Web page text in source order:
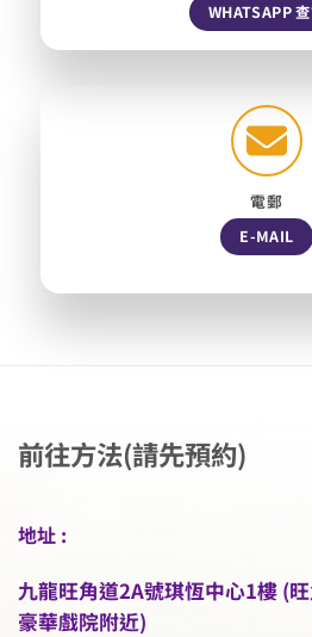
WHATSAPP
電郵
E-MAIL
前往方法(請先預約)
地址 :
九龍旺角道2A號琪恆中心1樓 (
豪華戲院附近)